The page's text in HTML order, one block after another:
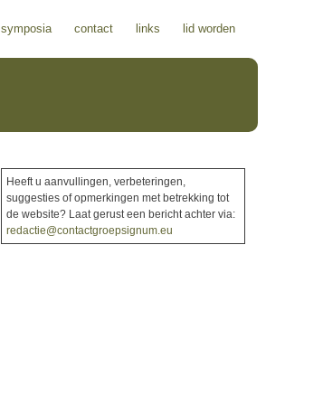
symposia contact links lid worden
Heeft u aanvullingen, verbeteringen,
suggesties of opmerkingen met betrekking tot
de website? Laat gerust een bericht achter via:
redactie@contactgroepsignum.eu